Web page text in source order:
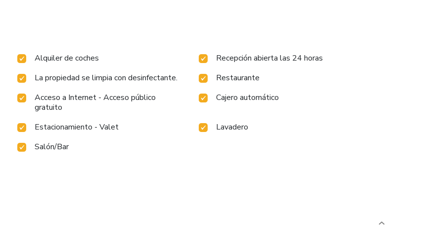
Alquiler de coches
Recepción abierta las 24 horas
La propiedad se limpia con desinfectante.
Restaurante
Acceso a Internet - Acceso público
gratuito
Cajero automático
Estacionamiento - Valet
Lavadero
Salón/Bar